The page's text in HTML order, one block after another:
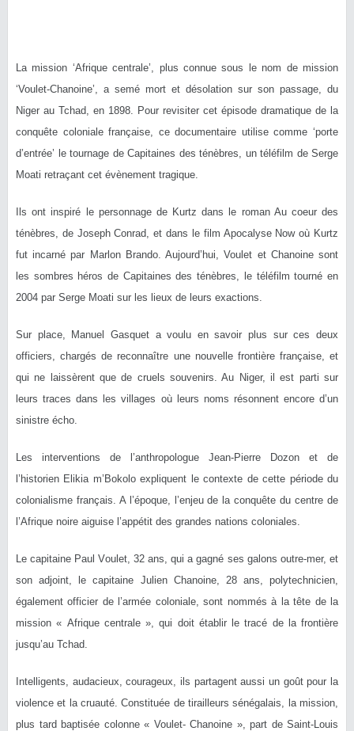
La mission ‘Afrique centrale’, plus connue sous le nom de mission
‘Voulet-Chanoine’, a semé mort et désolation sur son passage, du
Niger au Tchad, en 1898. Pour revisiter cet épisode dramatique de la
conquête coloniale française, ce documentaire utilise comme ‘porte
d’entrée’ le tournage de Capitaines des ténèbres, un téléfilm de Serge
Moati retraçant cet évènement tragique.
Ils ont inspiré le personnage de Kurtz dans le roman Au coeur des
ténèbres, de Joseph Conrad, et dans le film Apocalyse Now où Kurtz
fut incarné par Marlon Brando. Aujourd’hui, Voulet et Chanoine sont
les sombres héros de Capitaines des ténèbres, le téléfilm tourné en
2004 par Serge Moati sur les lieux de leurs exactions.
Sur place, Manuel Gasquet a voulu en savoir plus sur ces deux
officiers, chargés de reconnaître une nouvelle frontière française, et
qui ne laissèrent que de cruels souvenirs. Au Niger, il est parti sur
leurs traces dans les villages où leurs noms résonnent encore d’un
sinistre écho.
Les interventions de l’anthropologue Jean-Pierre Dozon et de
l’historien Elikia m’Bokolo expliquent le contexte de cette période du
colonialisme français. A l’époque, l’enjeu de la conquête du centre de
l’Afrique noire aiguise l’appétit des grandes nations coloniales.
Le capitaine Paul Voulet, 32 ans, qui a gagné ses galons outre-mer, et
son adjoint, le capitaine Julien Chanoine, 28 ans, polytechnicien,
également officier de l’armée coloniale, sont nommés à la tête de la
mission « Afrique centrale », qui doit établir le tracé de la frontière
jusqu’au Tchad.
Intelligents, audacieux, courageux, ils partagent aussi un goût pour la
violence et la cruauté. Constituée de tirailleurs sénégalais, la mission,
plus tard baptisée colonne « Voulet- Chanoine », part de Saint-Louis